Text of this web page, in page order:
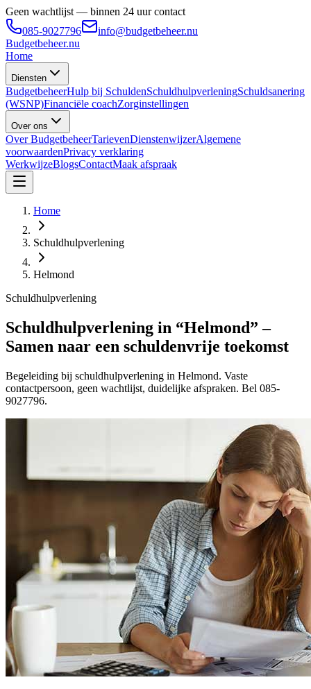
Geen wachtlijst — binnen 24 uur contact
085-9027796
info@budgetbeheer.nu
Budgetbeheer.nu
Home
Diensten
BudgetbeheerHulp bij SchuldenSchuldhulpverleningSchuldsanering
(WSNP)Financiële coachZorginstellingen
Over ons
Over BudgetbeheerTarievenDienstenwijzerAlgemene
voorwaardenPrivacy verklaring
WerkwijzeBlogsContactMaak afspraak
Home
Schuldhulpverlening
Helmond
Schuldhulpverlening
Schuldhulpverlening in “Helmond” –
Samen naar een schuldenvrije toekomst
Begeleiding bij schuldhulpverlening in Helmond. Vaste
contactpersoon, geen wachtlijst, duidelijke afspraken. Bel 085-
9027796.